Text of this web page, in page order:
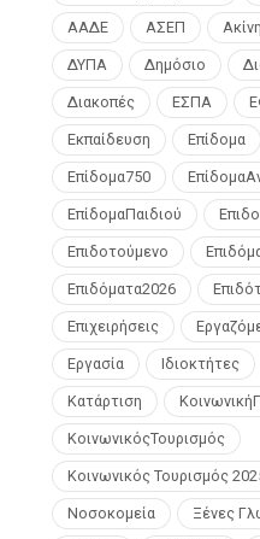
ΑΑΔΕ ΑΣΕΠ
ΔΥΠΑ Δημόσιο
Διακοπές ΕΣΠΑ
Εκπαίδευση Επίδομα
Επίδομα750
ΕπίδομαΠαιδιού
Επιδοτούμενο
Επιδόματα2026
Επιχειρήσεις
Εργασία Ιδιοκτήτες
Κατάρτιση
ΚοινωνικόςΤουρισμός
Κοινωνικός Τουρισμός
Νοσοκομεία Ξένες